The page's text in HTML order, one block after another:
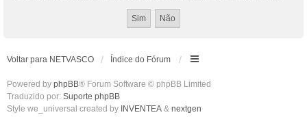
Voltar para NETVASCO Índice do Fórum
Powered by phpBB® Forum Software © phpBB Limited
Traduzido por: Suporte phpBB
Style we_universal created by INVENTEA & nextgen